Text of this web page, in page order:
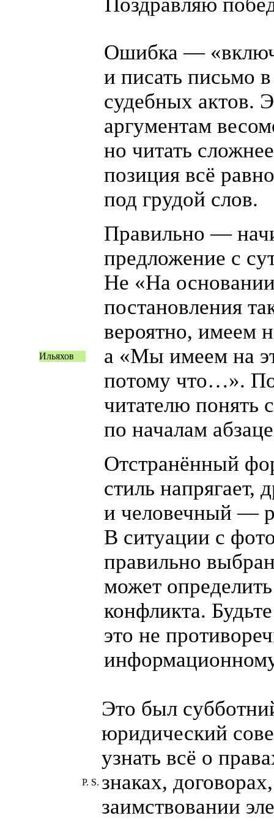
Ильяхов
Ошибка — «
и писать письмо
судебных актов.
аргументам
но читать
позиция всё
под грудой слов.
Правильно —
предложение с
Не «На
постановления
вероятно, имеем
а «Мы имеем на
потому что…».
читателю понять
по началам
Отстранённый
стиль
и человечный —
В ситуации с
правильно
может
конфликта.
это не
P. S.
Это был
юридический
узнать всё о
знаках,
заимствовании